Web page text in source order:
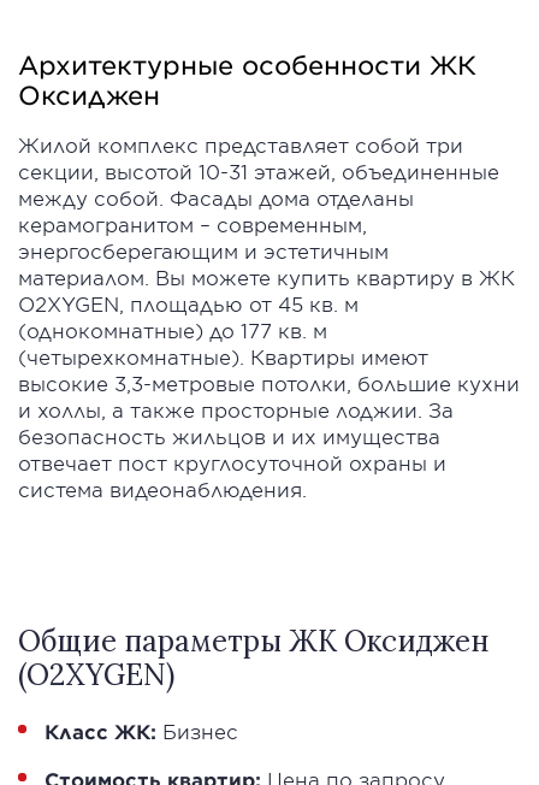
Архитектурные особенности ЖК
Оксиджен
Жилой комплекс представляет собой три
секции, высотой 10-31 этажей, объединенные
между собой. Фасады дома отделаны
керамогранитом – современным,
энергосберегающим и эстетичным
материалом. Вы можете купить квартиру в ЖК
O2XYGEN, площадью от 45 кв. м
(однокомнатные) до 177 кв. м
(четырехкомнатные). Квартиры имеют
высокие 3,3-метровые потолки, большие кухни
и холлы, а также просторные лоджии. За
безопасность жильцов и их имущества
отвечает пост круглосуточной охраны и
система видеонаблюдения.
Общие параметры ЖК Оксиджен
(O2XYGEN)
Класс ЖК: Бизнес
Стоимость квартир: Цена по запросу